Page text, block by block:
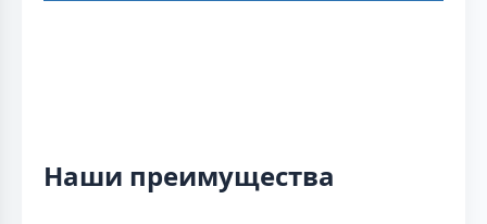
Наши преимущества